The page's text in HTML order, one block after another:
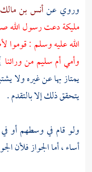
وروي عنأنس بن مالك
مليكةدعت رسول الله
الله عليه وسلم : قوموا
وأميأم سليممن ورائنا
يمتاز بها عن غيره ولا
يتحقق ذلك إلا بالتقدم .
ولو قام في وسطهم أو
أساء ، أما الجواز فلأن